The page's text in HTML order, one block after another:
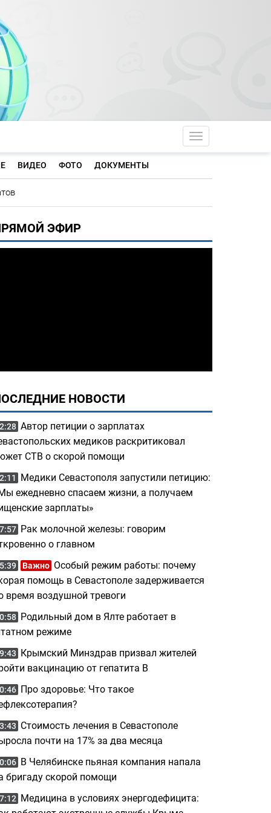
Toggle
ВИДЕО ФОТО ДОКУМЕНТЫ
ЭФИР
НОВОСТИ
Автор петиции о зарплатах
медиков раскритиковал
СТВ о скорой помощи
Медики Севастополя запустили петицию:
ежедневно спасаем жизни, а получаем
зарплаты»
Рак молочной железы: говорим
о главном
Важно Особый режим работы: почему
помощь в Севастополе задерживается
время воздушной тревоги
Родильный дом в Ялте работает в
режиме
Крымский Минздрав призвал жителей
вакцинацию от гепатита B
Про здоровье: Что такое
Стоимость лечения в Севастополе
почти на 17% за два месяца
В Челябинске пьяная компания напала
бригаду скорой помощи
Медицина в условиях энергодефицита: